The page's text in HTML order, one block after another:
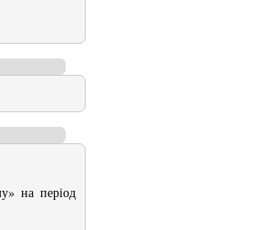
на період